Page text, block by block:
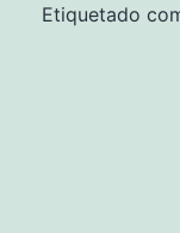
Etiquetado